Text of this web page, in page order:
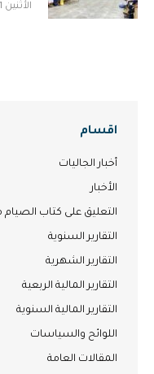
الأثنين 21 محرم 1448هـ
اقسام
أخبار الجاليات
الأخبار
التعليق على كتاب
التقارير السنوية
التقارير الشهرية
التقارير المالية الربعية
التقارير المالية السنوية
اللوائح والسياسات
المقالات العامة